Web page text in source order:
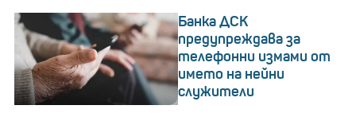
Банка ДСК
предупреждава за
телефонни измами от
името на нейни
служители